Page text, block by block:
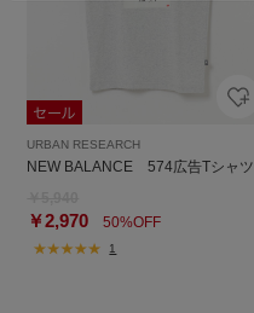
URBAN RESEARCH
NEW BALANCE 574広告Tシャツ
￥2,970 50%OFF
1